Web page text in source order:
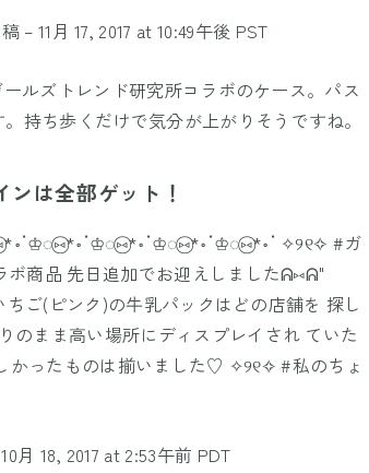
– 11月 17, 2017 at 10:49午後 PST
ルズトレンド研究所コラボのケース。パス
持ち歩くだけで気分が上がりそうですね。
は全部ゲット！
✧୨୧✧ #ガ
ボ商品 先日追加でお迎えしましたᕱ⑅ᕱ"
ご(ピンク)の牛乳パックはどの店舗を 探し
のまま高い場所にディスプレイされ ていた
かったものは揃いました♡ ✧୨୧✧ #私のちょ
10月 18, 2017 at 2:53午前 PDT